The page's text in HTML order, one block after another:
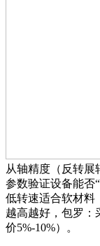
从轴精度（反转展
参数验证设备能否
低转速适合软材料
越高越好，包罗：
价5%-10%）。